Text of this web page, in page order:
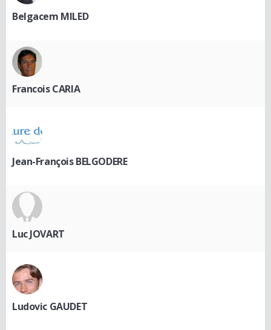
Belgacem MILED
Francois CARIA
Jean-François BELGODERE
Luc JOVART
Ludovic GAUDET